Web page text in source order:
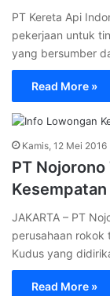
PT Kereta Api
pekerjaan untuk
yang bersumber
Read More »
Kamis, 12 Mei 2016
PT
JAKARTA – PT
perusahaan
Kudus yang
Read More »